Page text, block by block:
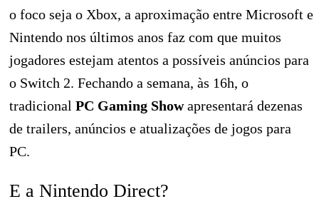
o foco seja o Xbox, a aproximação entre Microsoft e
Nintendo nos últimos anos faz com que muitos
jogadores estejam atentos a possíveis anúncios para
o Switch 2. Fechando a semana, às 16h, o
tradicional PC Gaming Showapresentará dezenas
de trailers, anúncios e atualizações de jogos para
PC.
E a Nintendo Direct?